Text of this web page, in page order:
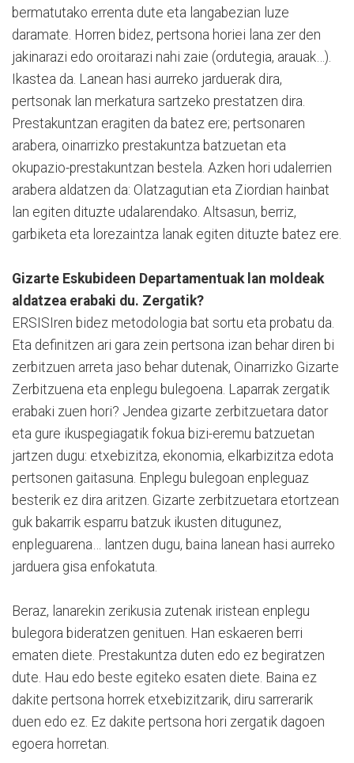
bermatutako errenta dute eta langabezian luze
daramate. Horren bidez, pertsona horiei lana zer den
jakinarazi edo oroitarazi nahi zaie (ordutegia, arauak…).
Ikastea da. Lanean hasi aurreko jarduerak dira,
pertsonak lan merkatura sartzeko prestatzen dira.
Prestakuntzan eragiten da batez ere; pertsonaren
arabera, oinarrizko prestakuntza batzuetan eta
okupazio-prestakuntzan bestela. Azken hori udalerrien
arabera aldatzen da: Olatzagutian eta Ziordian hainbat
lan egiten dituzte udalarendako. Altsasun, berriz,
garbiketa eta lorezaintza lanak egiten dituzte batez ere.
Gizarte Eskubideen Departamentuak lan moldeak
aldatzea erabaki du. Zergatik?
ERSISIren bidez metodologia bat sortu eta probatu da.
Eta definitzen ari gara zein pertsona izan behar diren bi
zerbitzuen arreta jaso behar dutenak, Oinarrizko Gizarte
Zerbitzuena eta enplegu bulegoena. Laparrak zergatik
erabaki zuen hori? Jendea gizarte zerbitzuetara dator
eta gure ikuspegiagatik fokua bizi-eremu batzuetan
jartzen dugu: etxebizitza, ekonomia, elkarbizitza edota
pertsonen gaitasuna. Enplegu bulegoan enpleguaz
besterik ez dira aritzen. Gizarte zerbitzuetara etortzean
guk bakarrik esparru batzuk ikusten ditugunez,
enpleguarena… lantzen dugu, baina lanean hasi aurreko
jarduera gisa enfokatuta.
Beraz, lanarekin zerikusia zutenak iristean enplegu
bulegora bideratzen genituen. Han eskaeren berri
ematen diete. Prestakuntza duten edo ez begiratzen
dute. Hau edo beste egiteko esaten diete. Baina ez
dakite pertsona horrek etxebizitzarik, diru sarrerarik
duen edo ez. Ez dakite pertsona hori zergatik dagoen
egoera horretan.